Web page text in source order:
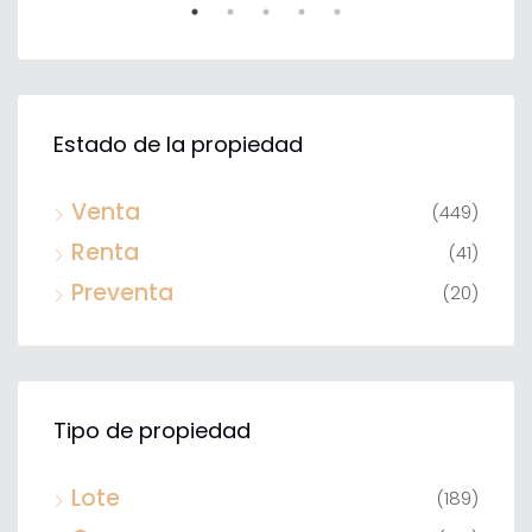
Estado de la propiedad
Venta (449)
Renta (41)
Preventa (20)
Tipo de propiedad
Lote (189)